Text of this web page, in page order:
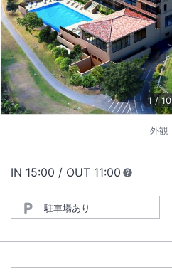
1 /10
外観
IN チェックイン
15:00 / OUT チェックアウト
11:00
駐車場あり